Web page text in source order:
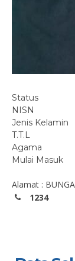
Status
NISN
Jenis Kelamin
T.T.L
Agama
Mulai Masuk
Alamat :
1234